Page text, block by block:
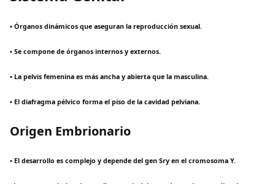
• Órganos dinámicos que aseguran la reproducción sexual.
• Se compone de órganos internos y externos.
• La pelvis femenina es más ancha y abierta que la masculina.
• El diafragma pélvico forma el piso de la cavidad pelviana.
Origen Embrionario
• El desarrollo es complejo y depende del gen Sry en el cromosoma Y.